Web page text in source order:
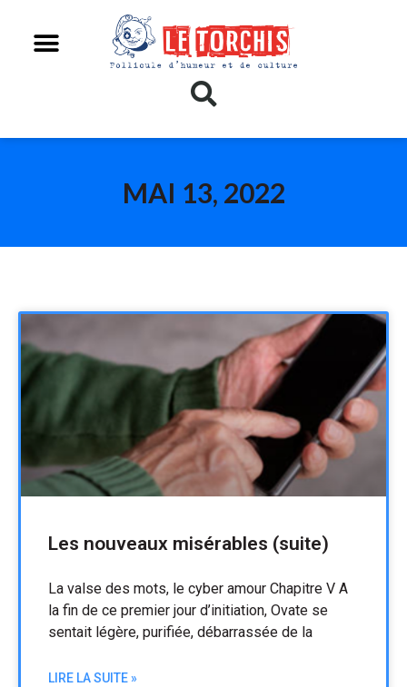
MAI 13, 2022
Les nouveaux misérables (suite)
La valse des mots, le cyber amour Chapitre V A
la fin de ce premier jour d’initiation, Ovate se
sentait légère, purifiée, débarrassée de la
LIRE LA SUITE »